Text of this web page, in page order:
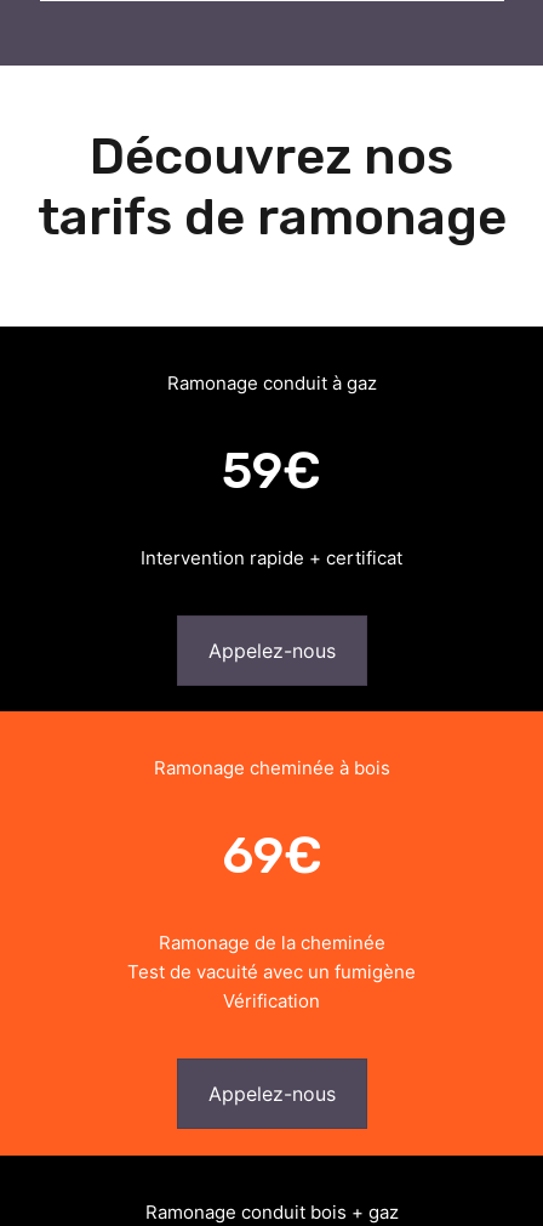
Découvrez nos
tarifs de ramonage
Ramonage conduit à gaz
59€
Intervention rapide + certificat
Appelez-nous
Ramonage cheminée à bois
69€
Ramonage de la cheminée
Test de vacuité avec un fumigène
Vérification
Appelez-nous
Ramonage conduit bois + gaz